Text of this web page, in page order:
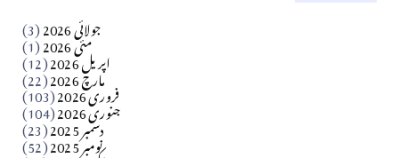
جولائی 2026 (3) مئی 2026 (1) اپریل 2026 (12) مارچ 2026 (22) فروری 2026 (103) جنوری 2026 (104) دسمبر 2025 (23) نومبر 2025 (52)